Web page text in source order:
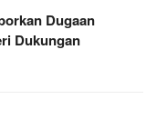
Dugaan
Dukungan